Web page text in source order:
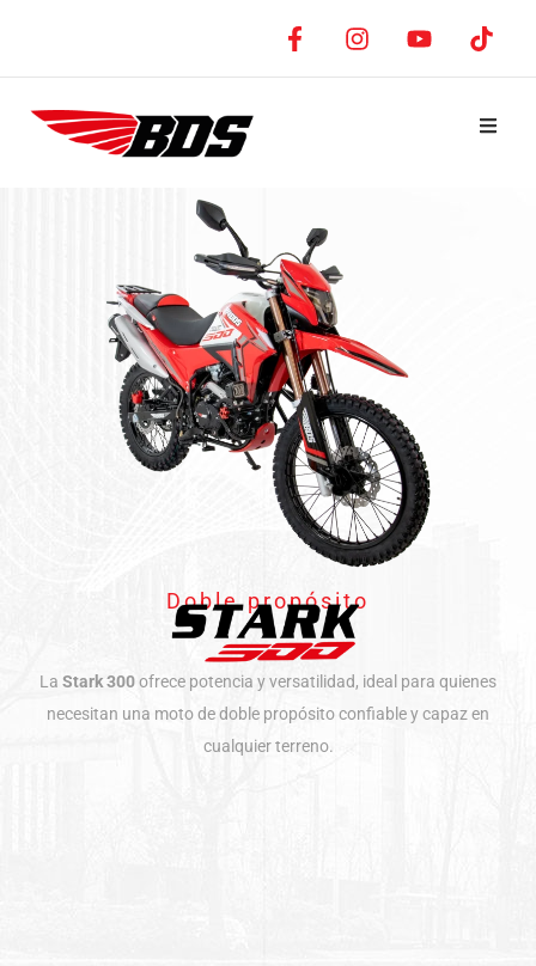
Doble propósito
La Stark 300ofrece potencia y versatilidad, ideal para quienes
necesitan una moto de doble propósito confiable y capaz en
cualquier terreno.